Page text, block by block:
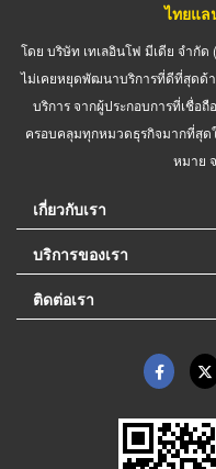
ไทยแล
โดย บริษัท เทเลอินโฟ มีเดีย จำกั
ไม่เคยหยุดพัฒนาบริการที่ดีที่สุดด้
บริการ จากผู้ประกอบการที่เชื่อ
ครอบคลุมทุกหมวดธุรกิจมากที่สุด
หมาย
เกี่ยวกับเรา
บริการของเรา
ติดต่อเรา